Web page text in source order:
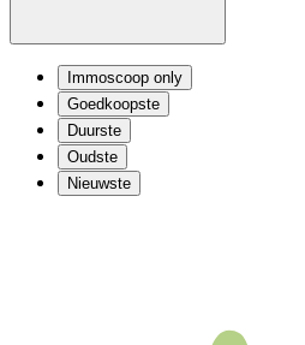
Immoscoop only
Goedkoopste
Duurste
Oudste
Nieuwste